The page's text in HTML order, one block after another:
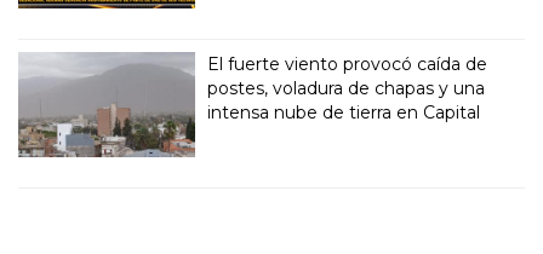
El fuerte viento provocó caída de
postes, voladura de chapas y una
intensa nube de tierra en Capital